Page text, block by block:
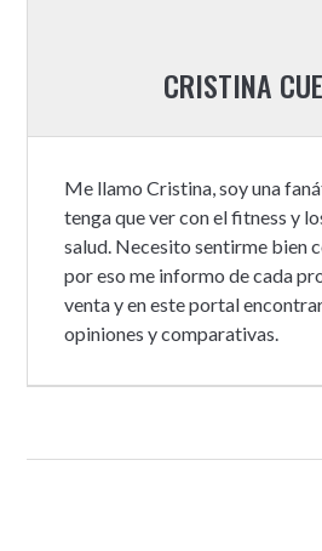
CRISTINA
Me llamo Cristina, soy una
tenga que ver con el fitness y
salud. Necesito sentirme bien
por eso me informo de cada
venta y en este portal
opiniones y comparativas.